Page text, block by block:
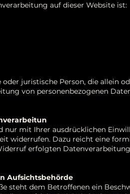
auf dieser Website ist:
juristische Person, die allein
von personenbezogenen
nur mit Ihrer ausdrücklichen
widerrufen. Dazu reicht eine
erfolgten
Aufsichtsbehörde
steht dem Betroffenen ein